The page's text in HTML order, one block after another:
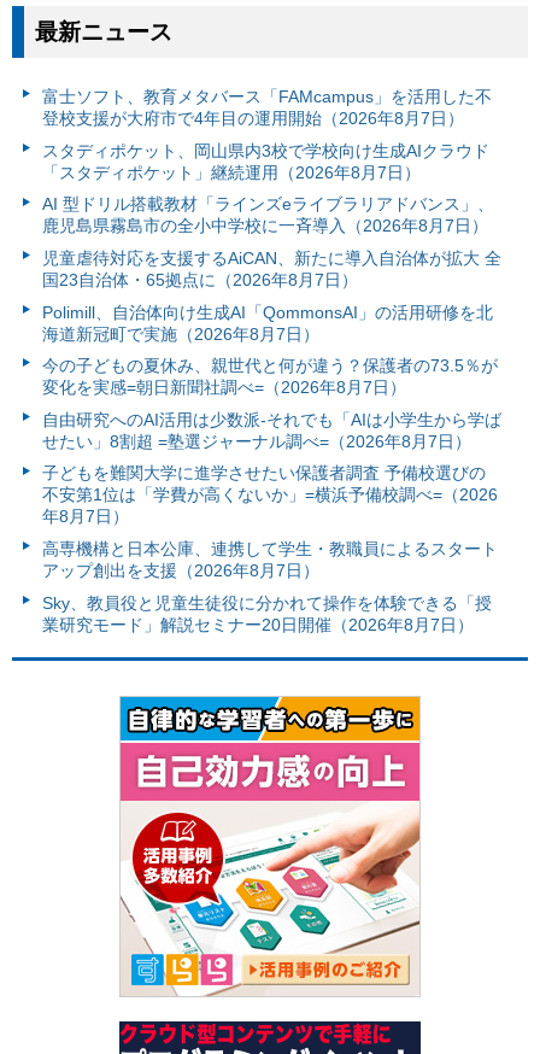
最新ニュース
富⼠ソフト、教育メタバース「FAMcampus」を活用した不
登校支援が大府市で4年目の運用開始（2026年8月7日）
スタディポケット、岡山県内3校で学校向け生成AIクラウド
「スタディポケット」継続運用（2026年8月7日）
AI 型ドリル搭載教材「ラインズeライブラリアドバンス」、
鹿児島県霧島市の全小中学校に一斉導入（2026年8月7日）
児童虐待対応を支援するAiCAN、新たに導入自治体が拡大 全
国23自治体・65拠点に（2026年8月7日）
Polimill、自治体向け生成AI「QommonsAI」の活用研修を北
海道新冠町で実施（2026年8月7日）
今の子どもの夏休み、親世代と何が違う？保護者の73.5％が
変化を実感=朝日新聞社調べ=（2026年8月7日）
自由研究へのAI活用は少数派-それでも「AIは小学生から学ば
せたい」8割超 =塾選ジャーナル調べ=（2026年8月7日）
子どもを難関大学に進学させたい保護者調査 予備校選びの
不安第1位は「学費が高くないか」=横浜予備校調べ=（2026
年8月7日）
高専機構と日本公庫、連携して学生・教職員によるスタート
アップ創出を支援（2026年8月7日）
Sky、教員役と児童生徒役に分かれて操作を体験できる「授
業研究モード」解説セミナー20日開催（2026年8月7日）